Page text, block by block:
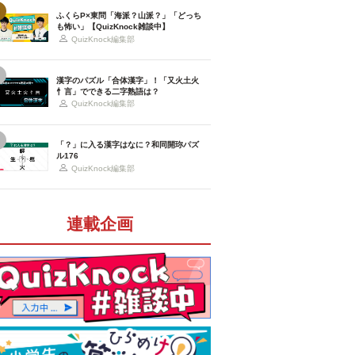
ふくらP×東問「海派？山派？」「どっち
も怖い」【QuizKnock雑談中】
QuizKnock編集部
漢字のパズル「合体漢字」！「又火土火
忄言」でできる二字熟語は？
QuizKnock編集部
「？」に入る漢字はなに？和同開珎パズ
ル176
QuizKnock編集部
連載企画